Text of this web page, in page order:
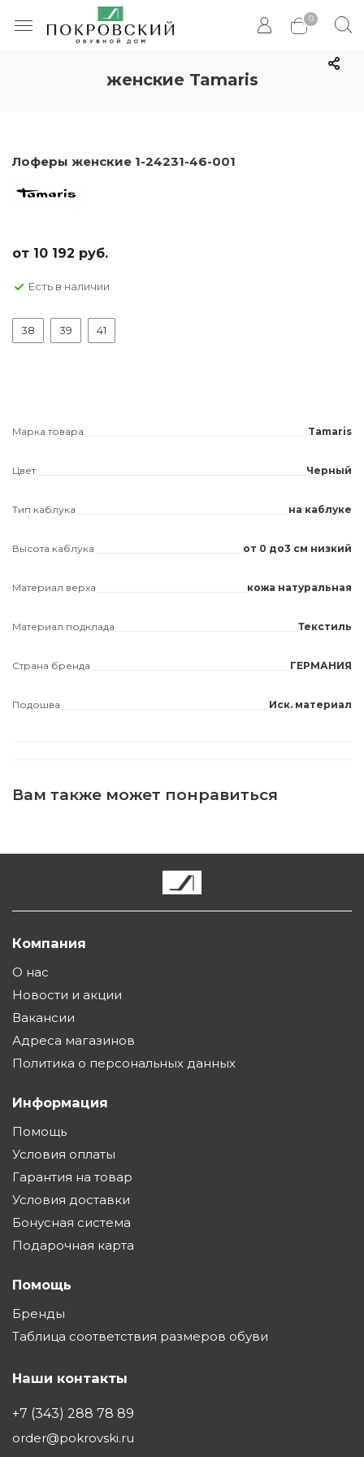
0
женские Tamaris
Лоферы женские 1-24231-46-001
от 10 192 руб.
Есть в наличии
38 39 41
Марка товара Tamaris
Цвет Черный
Тип каблука на каблуке
Высота каблука от 0 до3 см низкий
Материал верха кожа натуральная
Материал подклада Текстиль
Страна бренда ГЕРМАНИЯ
Подошва Иск. материал
Вам также может понравиться
Компания
О нас
Новости и акции
Вакансии
Адреса магазинов
Политика о персональных данных
Информация
Помощь
Условия оплаты
Гарантия на товар
Условия доставки
Бонусная система
Подарочная карта
Помощь
Бренды
Таблица соответствия размеров обуви
Наши контакты
+7 (343) 288 78 89
order@pokrovski.ru